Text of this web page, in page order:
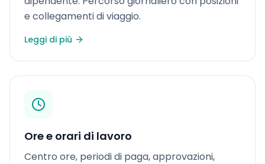
e collegamenti di viaggio.
Leggi di più
Ore e orari di lavoro
Centro ore, periodi di paga, approvazioni,